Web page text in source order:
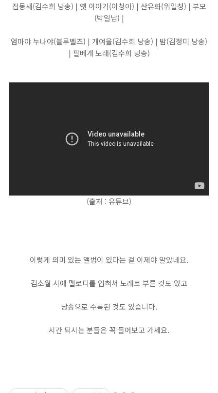
접동새(김수희 낭송) | 옛 이야기(이청아) | 산유화(위일청) | 부모
(박일남) |
엄마야 누나야(블루벨즈) | 개여울(김수희 낭송) | 밤(김정미 낭송)
| 팔베개 노래(김수희 낭송)
(출처 : 유튜브)
이렇게 의미 있는 앨범이 있다는 걸 이제야 알았네요.
김소월 시에 멜로디를 입혀서 노래로 부른 것도 있고
낭송으로 수록된 것도 있습니다.
시간 되시는 분들은 꼭 들어보고 가세요.